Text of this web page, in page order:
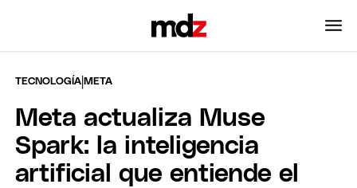
TECNOLOGÍA |META
Meta actualiza Muse
Spark: la inteligencia
artificial que entiende el